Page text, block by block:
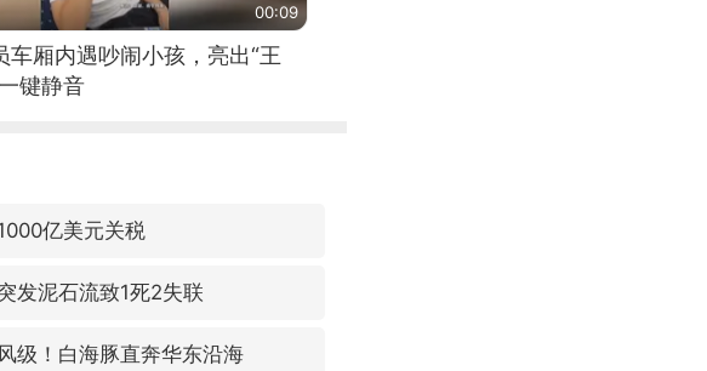
00:09
车厢内遇吵闹小孩，亮出“王
键静音
亿美元关税
发泥石流致1死2失联
级！白海豚直奔华东沿海